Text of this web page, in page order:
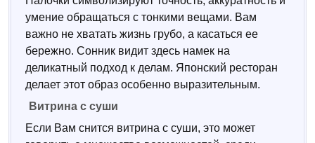
умение обращаться с тонкими вещами. Вам
важно не хватать жизнь грубо, а касаться ее
бережно. Сонник видит здесь намек на
деликатный подход к делам. Японский ресторан
делает этот образ особенно выразительным.
Витрина с суши
Если Вам снится витрина с суши, это может